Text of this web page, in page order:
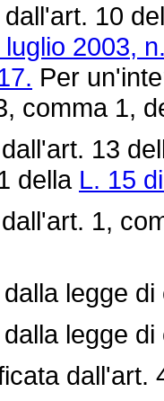
10
luglio 2003,
Per
comma 1,
13
della L. 15
1,
legge
legge
dall'art.